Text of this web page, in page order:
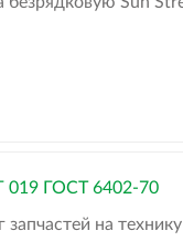
019 ГОСТ 6402-70
запчастей на технику